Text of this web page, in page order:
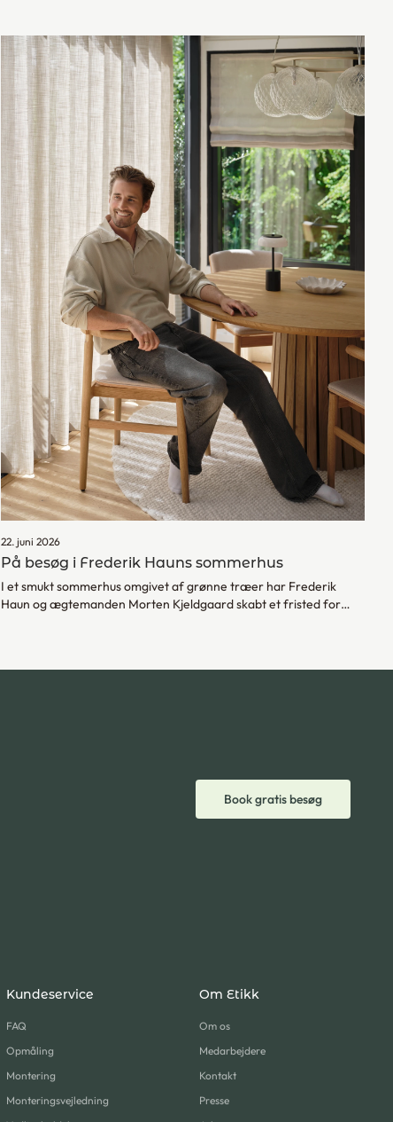
22. juni 2026
På besøg i Frederik Hauns sommerhus
I et smukt sommerhus omgivet af grønne træer har Frederik
Haun og ægtemanden Morten Kjeldgaard skabt et fristed for
stemning.
Book gratis besøg
Kundeservice
FAQ
Opmåling
Montering
Monteringsvejledning
Om Etikk
Om os
Medarbejdere
Kontakt
Presse